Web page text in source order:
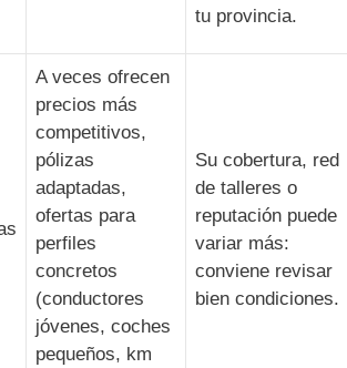
tu provincia.
A veces ofrecen
precios más
competitivos,
pólizas
adaptadas,
ofertas para
perfiles
concretos
(conductores
jóvenes, coches
pequeños, km
Su cobertura, red
de talleres o
reputación puede
variar más:
conviene revisar
bien condiciones.